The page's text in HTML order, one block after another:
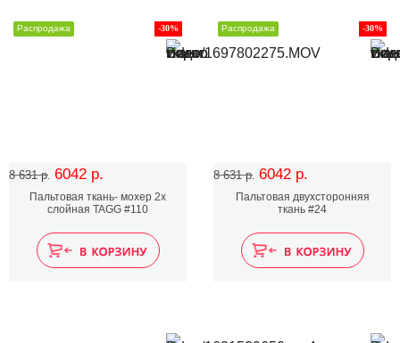
8 631 р. 6042 р.
-30%
Распродажа
Пальтовая ткань- мохер 2х
слойная TAGG #110
8 631 р. 6042 р.
-30%
Распродажа
Пальтовая двухсторонняя
ткань #24